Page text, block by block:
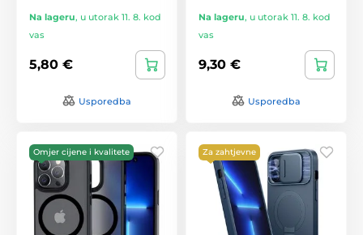
Na lageru, u utorak 11. 8. kod
vas
5,80 €
Usporedba
Na lageru, u utorak 11. 8. kod
vas
9,30 €
Usporedba
Omjer cijene i kvalitete Za zahtjevne